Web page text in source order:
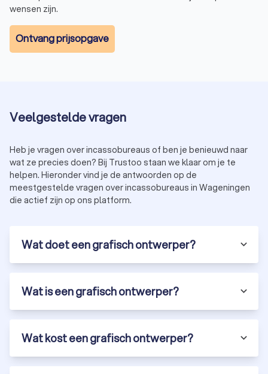
wensen zijn.
Ontvang prijsopgave
Veelgestelde vragen
Heb je vragen over incassobureaus of ben je benieuwd naar
wat ze precies doen? Bij Trustoo staan we klaar om je te
helpen. Hieronder vind je de antwoorden op de
meestgestelde vragen over incassobureaus in Wageningen
die actief zijn op ons platform.
Wat doet een grafisch ontwerper?
Wat is een grafisch ontwerper?
Wat kost een grafisch ontwerper?